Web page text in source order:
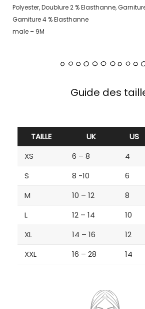
Polyester, Doublure 2 % Elasthanne,
Garniture 4 % Elasthanne
male – 9M
Guide des
TAILLE UK US
XS
6 – 8 4
S
8 -10 6
M
10 – 12 8
L
12 – 14 10
XL
14 – 16 12
XXL
16 – 28 14